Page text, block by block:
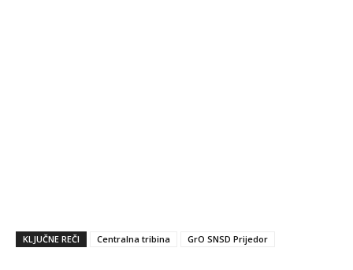
KLJUČNE REČI Centralna tribina GrO SNSD Prijedor